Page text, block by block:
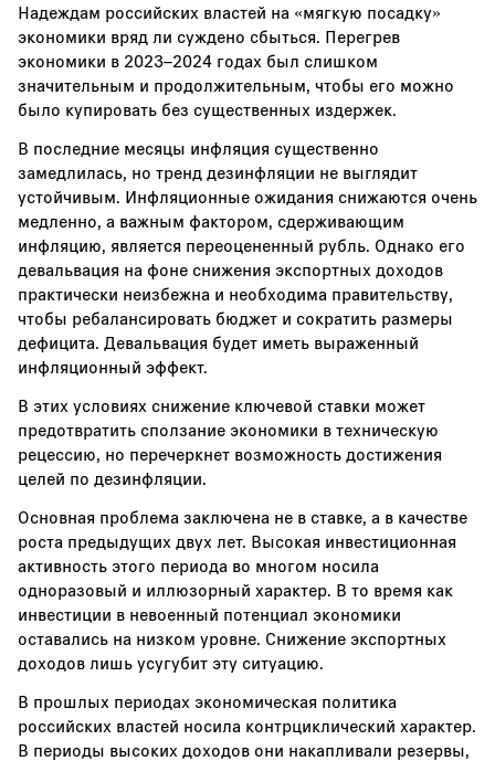
Надеждам российских властей на «мягкую посадку»
экономики вряд ли суждено сбыться. Перегрев
экономики в 2023–2024 годах был слишком
значительным и продолжительным, чтобы его можно
было купировать без существенных издержек.
В последние месяцы инфляция существенно
замедлилась, но тренд дезинфляции не выглядит
устойчивым. Инфляционные ожидания снижаются очень
медленно, а важным фактором, сдерживающим
инфляцию, является переоцененный рубль. Однако его
девальвация на фоне снижения экспортных доходов
практически неизбежна и необходима правительству,
чтобы ребалансировать бюджет и сократить размеры
дефицита. Девальвация будет иметь выраженный
инфляционный эффект.
В этих условиях снижение ключевой ставки может
предотвратить сползание экономики в техническую
рецессию, но перечеркнет возможность достижения
целей по дезинфляции.
Основная проблема заключена не в ставке, а в качестве
роста предыдущих двух лет. Высокая инвестиционная
активность этого периода во многом носила
одноразовый и иллюзорный характер. В то время как
инвестиции в невоенный потенциал экономики
оставались на низком уровне. Снижение экспортных
доходов лишь усугубит эту ситуацию.
В прошлых периодах экономическая политика
российских властей носила контрциклический характер.
В периоды высоких доходов они накапливали резервы,